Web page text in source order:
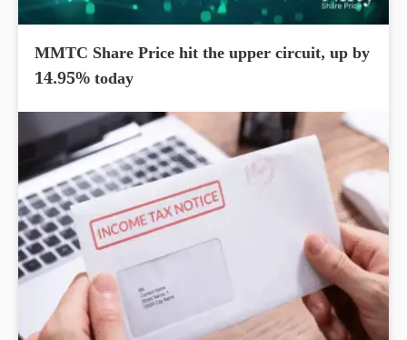
MMTC Share Price hit the upper circuit, up by
14.95% today